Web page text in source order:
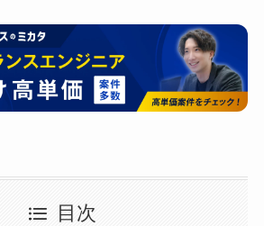
目次